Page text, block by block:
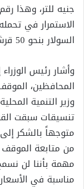
جنيه للتر، وهذا
الاستمرار في
السولار بنحو 50 قرشا.
وأشار رئيس
المحافظين،
وزير التنمية
تنسيقات سبقت
متوجهاً بالشكر
من متابعة
مهمة بأننا لن
مناسبة في